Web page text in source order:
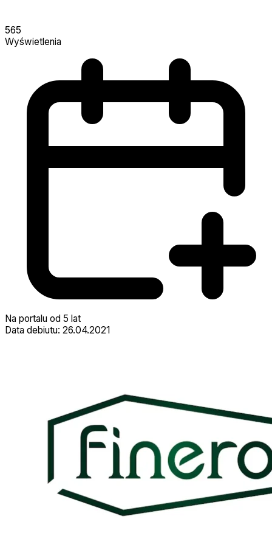
565
Wyświetlenia
Na portalu od 5 lat
Data debiutu: 26.04.2021